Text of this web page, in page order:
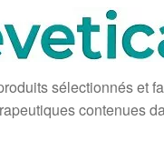
sélectionnés et
contenues